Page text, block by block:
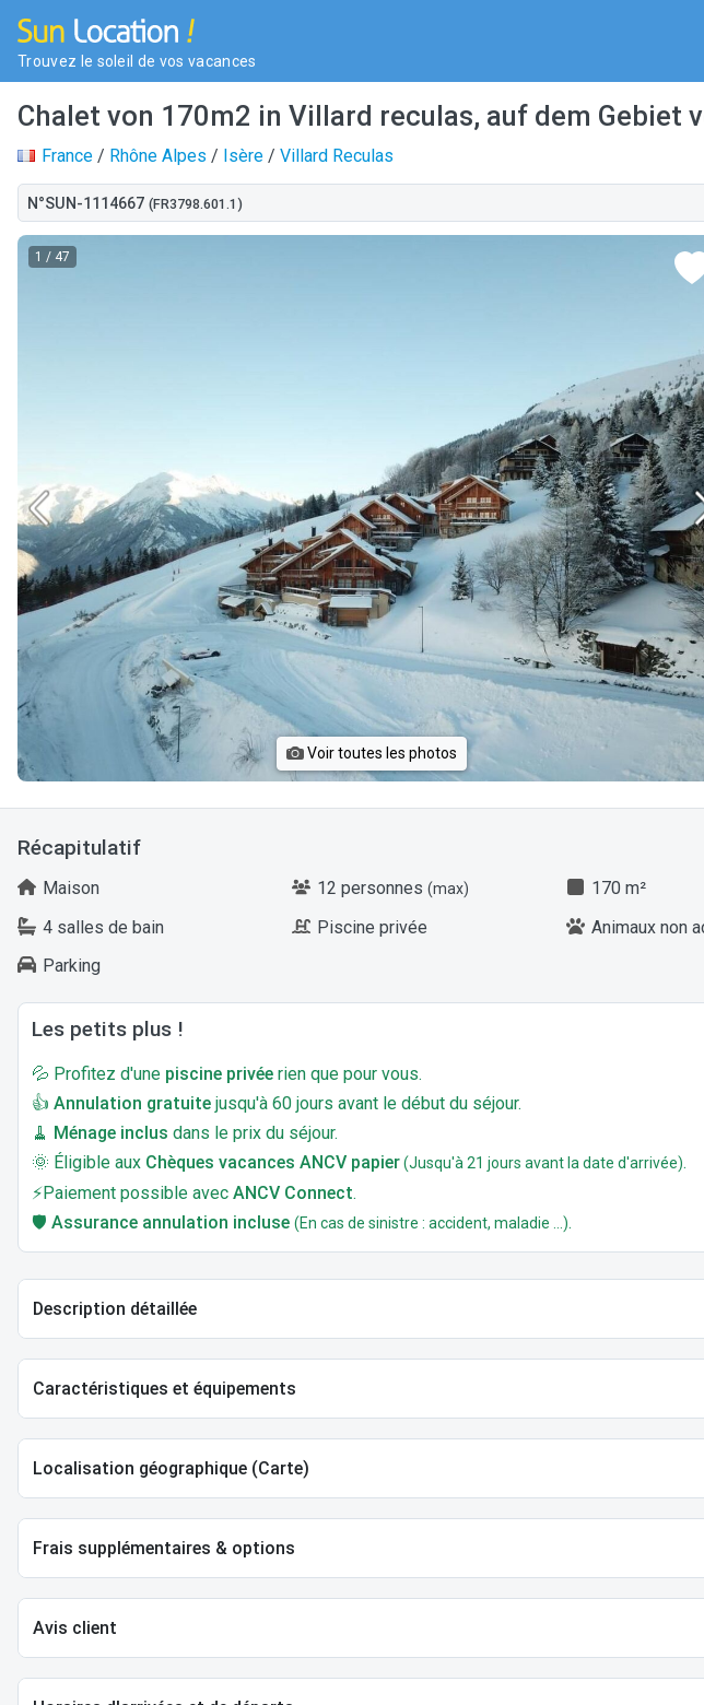
Trouvez le soleil de vos vacances
Chalet von 170m2 in Villard reculas, auf dem Gebiet
France / Rhône Alpes / Isère / Villard Reculas
N°SUN-1114667 (FR3798.601.1)
1 / 47
Voir toutes les photos
Récapitulatif
Maison 12 personnes (max) 170 m²
4 salles de bain
Piscine privée Animaux non
Parking
Les petits plus !
💦 Profitez d'une piscine privée rien que pour vous.
👍 Annulation gratuite jusqu'à 60 jours avant le début du séjour.
🧹 Ménage inclus dans le prix du séjour.
🌞 Éligible aux Chèques vacances ANCV papier(Jusqu'à 21 jours avant la date d'arrivée).
⚡Paiement possible avec ANCV Connect.
🛡️ Assurance annulation incluse (En cas de sinistre : accident, maladie ...).
Description détaillée
Caractéristiques et équipements
Localisation géographique (Carte)
Frais supplémentaires & options
Avis client